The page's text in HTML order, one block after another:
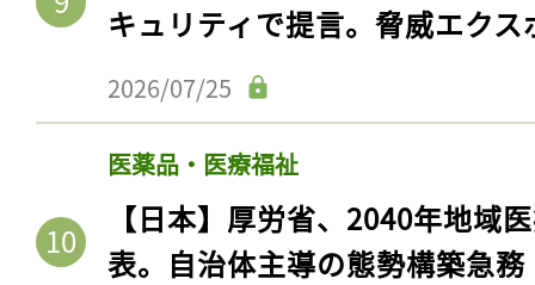
キュリティで提言。脅威エク
2026/07/25
医薬品・医療福祉
【日本】厚労省、2040年地域
表。自治体主導の態勢構築急務